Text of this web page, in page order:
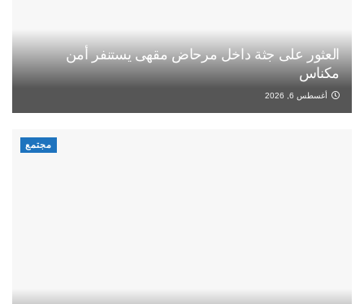
العثور على جثة داخل مرحاض مقهى يستنفر أمن
مكناس
أغسطس 6, 2026
مجتمع